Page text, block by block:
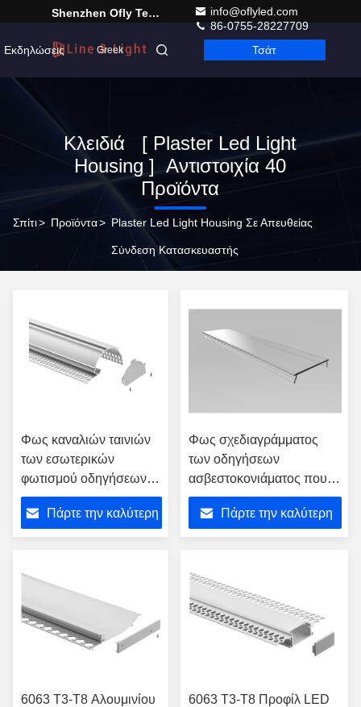
Shenzhen Ofly Technology Co.,Limited
info@oflyled.com
86-0755-28227709
Εκδηλώσεις
Greek Τσάτ
Κλειδιά [ Plaster Led Light
Housing ] Αντιστοιχία 40
Προϊόντα
Σπίτι> Προϊόντα> Plaster Led Light Housing Σε Απευθείας
Σύνδεση Κατασκευαστής
Φως καναλιών ταινιών
των εσωτερικών
φωτισμού οδηγήσεων
ασβεστοκονιάματος που
στεγάζει το γύψο ξηρών
τοίχων 91*51mm
Πάρτε την καλύτερη
Φως σχεδιαγράμματος
των οδηγήσεων
ασβεστοκονιάματος που
στεγάζει κράμα αργιλίου
90*35mm το
αντιοξειδωτικό
Πάρτε την καλύτερη
6063 T3-T8 Αλουμινίου
6063 T3-T8 Προφίλ LED